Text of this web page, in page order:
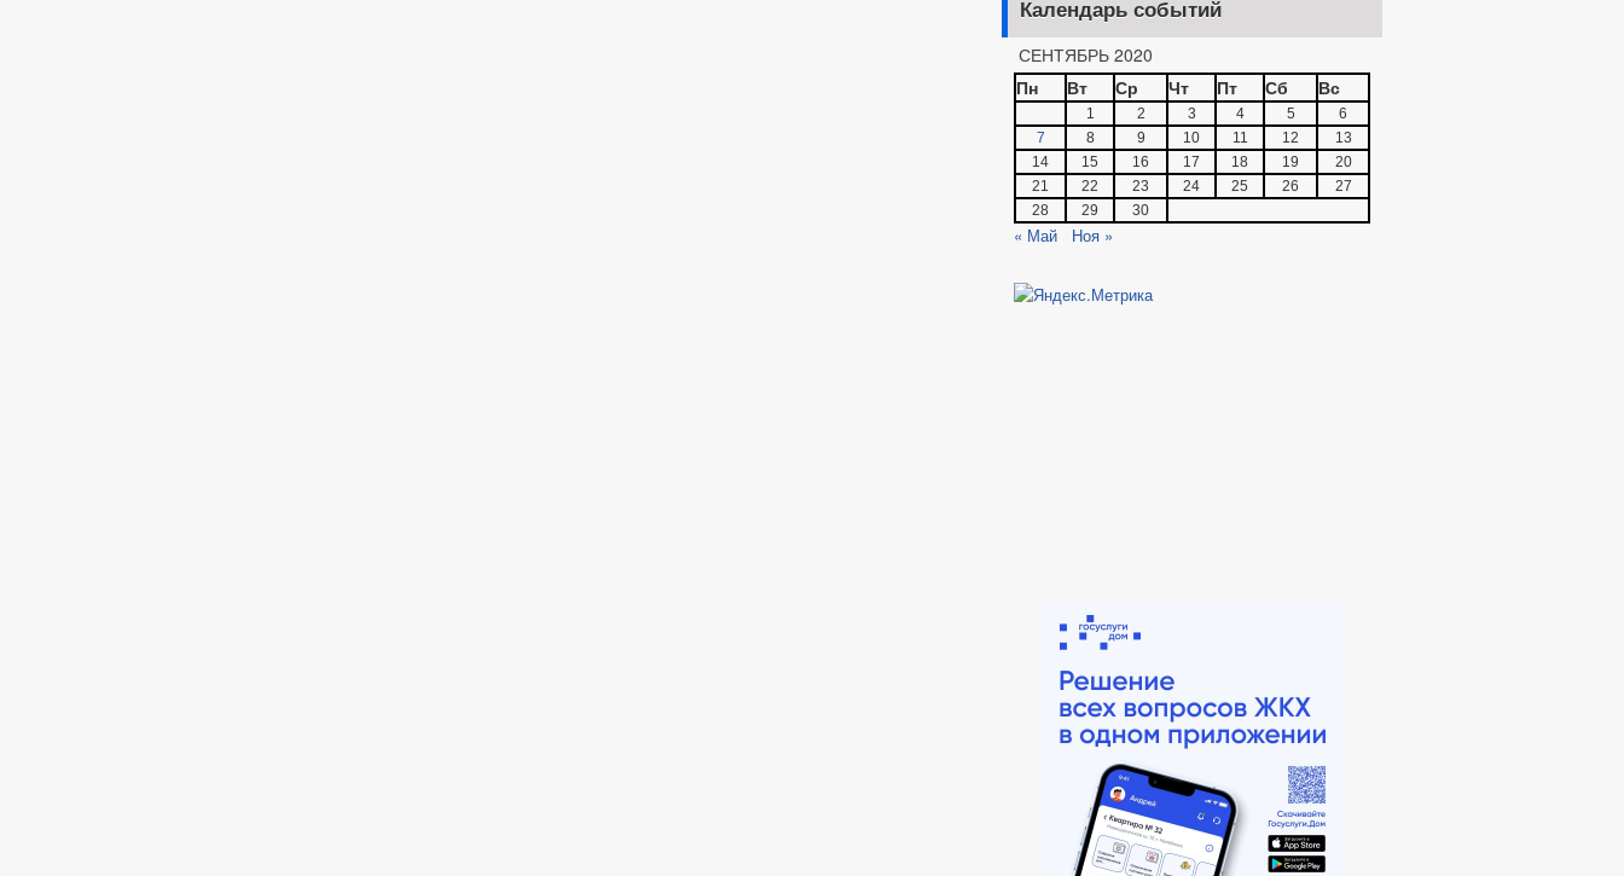
Календарь событий
СЕНТЯБРЬ 2020
Пн
Вт Ср Чт Пт Сб Вс
1 2 3 4 5
6
7
8 9 10 11 12
13
14
15 16 17 18 19
20
21
22 23 24 25 26
27
28
29 30
« Май Ноя »